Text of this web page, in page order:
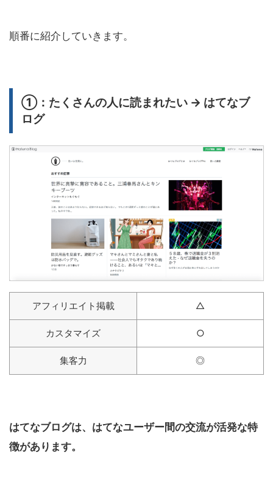
順番に紹介していきます。
①：たくさんの人に読まれたい → はてなブ
ログ
アフィリエイト掲載 △
カスタマイズ ○
集客力 ◎
はてなブログは、はてなユーザー間の交流が活発な特
徴があります。